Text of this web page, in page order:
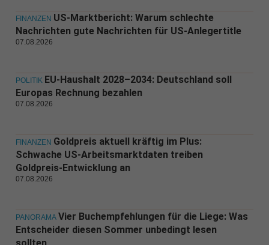
FINANZEN US-Marktbericht: Warum schlechte
Nachrichten gute Nachrichten für US-Anlegertitle
07.08.2026
POLITIK EU-Haushalt 2028–2034: Deutschland soll
Europas Rechnung bezahlen
07.08.2026
FINANZEN Goldpreis aktuell kräftig im Plus:
Schwache US-Arbeitsmarktdaten treiben
Goldpreis-Entwicklung an
07.08.2026
PANORAMA Vier Buchempfehlungen für die Liege: Was
Entscheider diesen Sommer unbedingt lesen